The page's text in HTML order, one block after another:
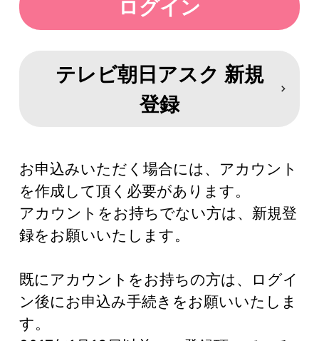
テレビ朝日アスク 新規
登録
お申込みいただく場合には、アカウント
を作成して頂く必要があります。
アカウントをお持ちでない方は、新規登
録をお願いいたします。
既にアカウントをお持ちの方は、ログイ
ン後にお申込み手続きをお願いいたしま
す。